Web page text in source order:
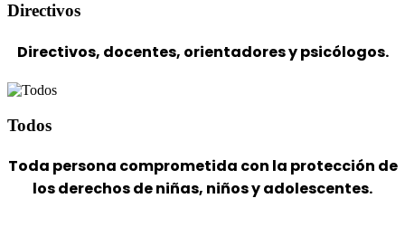
Directivos
Directivos, docentes, orientadores y psicólogos.
Todos
Toda persona comprometida con la protección de
los derechos de niñas, niños y adolescentes.